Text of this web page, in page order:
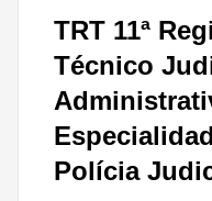
TRT 11ª
Técnico
Polícia